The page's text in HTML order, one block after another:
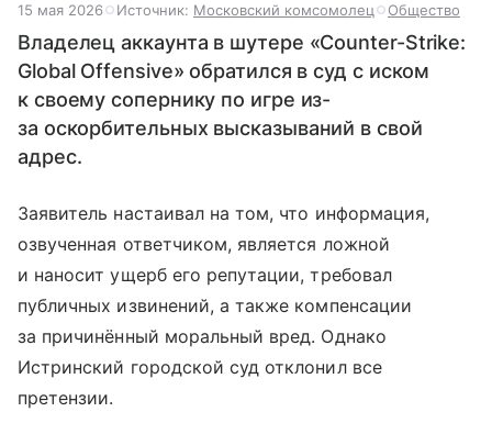
15 мая 2026 Источник: Московский комсомолец Общество
Владелец аккаунта в шутере «Counter-Strike:
Global Offensive» обратился в суд с иском
к своему сопернику по игре из-
за оскорбительных высказываний в свой
адрес.
Заявитель настаивал на том, что информация,
озвученная ответчиком, является ложной
и наносит ущерб его репутации, требовал
публичных извинений, а также компенсации
за причинённый моральный вред. Однако
Истринский городской суд отклонил все
претензии.